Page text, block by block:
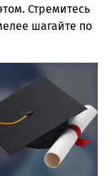
Стремитесь
шагайте по